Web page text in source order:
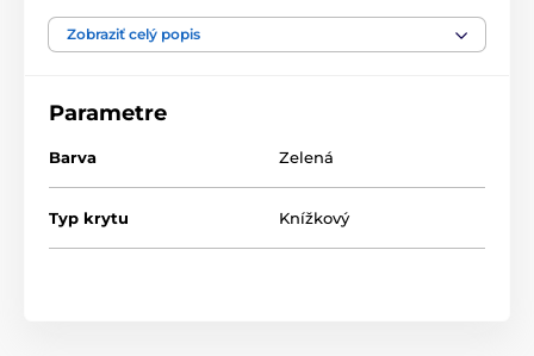
zabraňuje náhodnému otvoreniu puzdra a udržiava
telefón v bezpečí.
umožňujú bezpečné uloženie dokumentov a
do polohy stojana na TV. Je to pohodlný stojan, ktorý
uľahčuje sledovanie filmov.
Inštalácia puzdra je veľmi jednoduchá: flexibilná
vložka uľahčuje umiestnenie telefónu. Špeciálna
Zobraziť celý popis
Parametre
Barva Zelená
Typ krytu Knížkový